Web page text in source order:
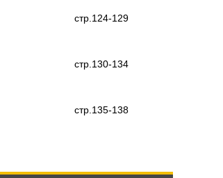
стр.124-129
стр.130-134
стр.135-138